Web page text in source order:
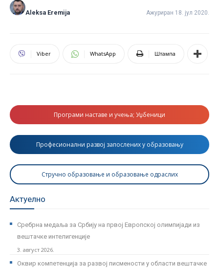
Aleksa Eremija Ажуриран 18. јул 2020.
Viber WhatsApp Штампа
Програми наставе и учења; Уџбеници
Професионални развој запослених у образовању
Стручно образовање и образовање одраслих
Актуелно
Сребрна медаља за Србију на првој Европској олимпијади из
вештачке интелигенције
3. август 2026.
Оквир компетенција за развој писмености у области вештачке